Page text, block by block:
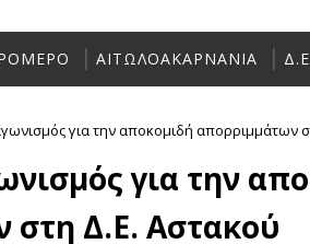
ΑΙΤΩΛΟΑΚΑΡΝΑΝΙΑ
για την αποκομιδή απορριμμάτων
για την
στη Δ.Ε. Αστακού